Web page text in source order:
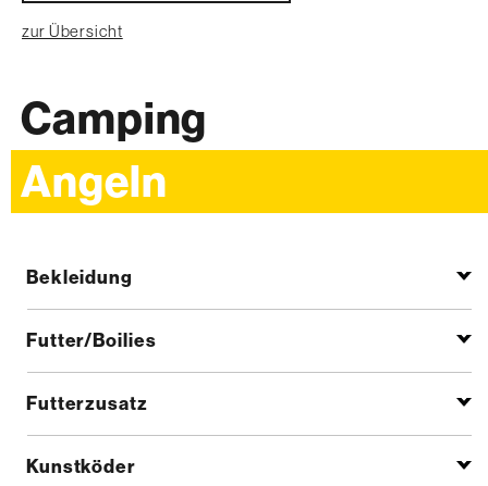
zur Übersicht
Camping
Angeln
Bekleidung
Futter/Boilies
Futterzusatz
Kunstköder